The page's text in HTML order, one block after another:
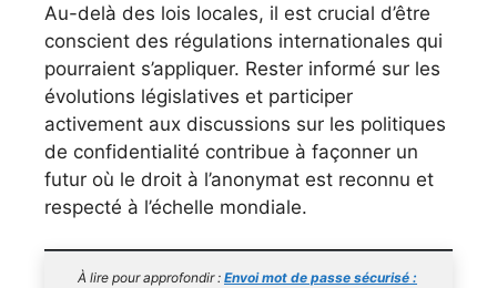
Au-delà des lois locales, il est crucial d’être
conscient des régulations internationales qui
pourraient s’appliquer. Rester informé sur les
évolutions législatives et participer
activement aux discussions sur les politiques
de confidentialité contribue à façonner un
futur où le droit à l’anonymat est reconnu et
respecté à l’échelle mondiale.
À lire pour approfondir : Envoi mot de passe sécurisé :